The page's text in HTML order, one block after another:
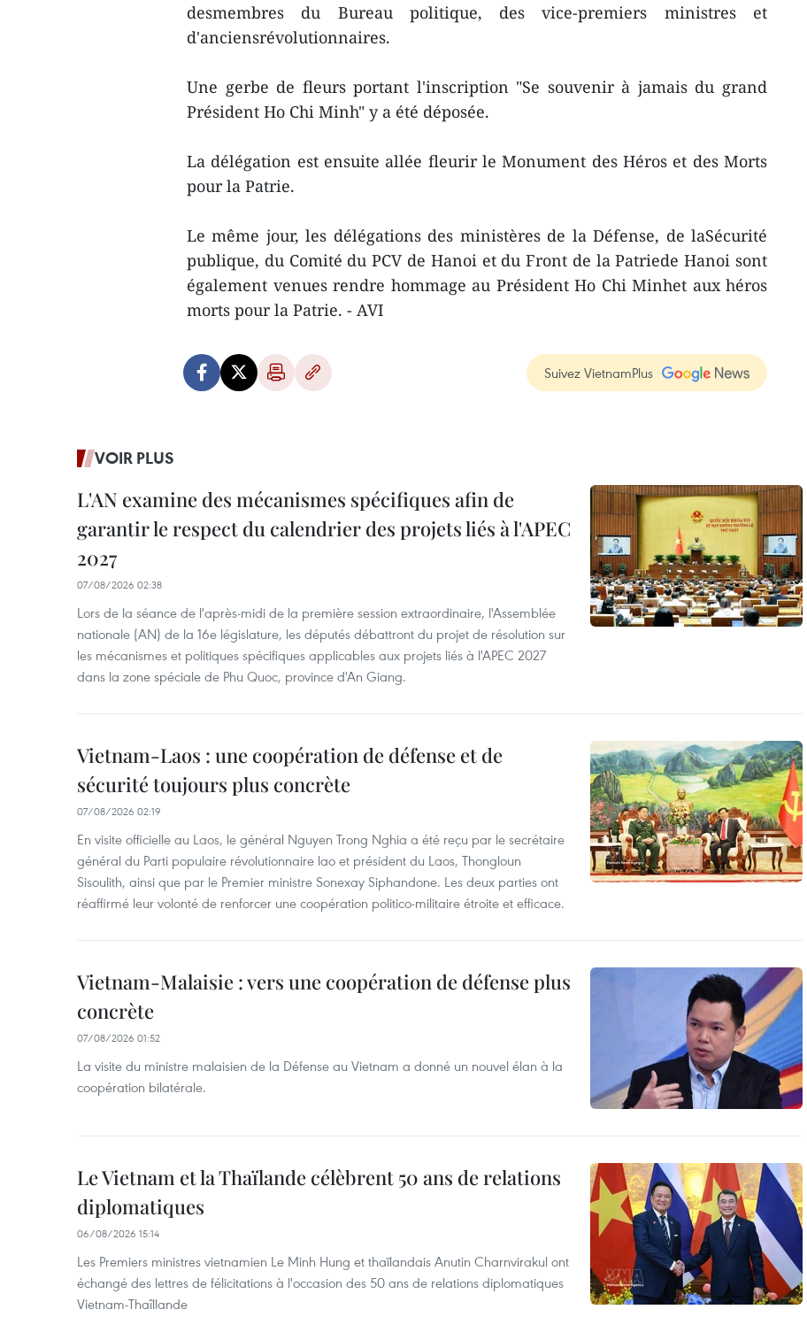
desmembres du Bureau politique, des vice-premiers ministres et
d'anciensrévolutionnaires.
Une gerbe de fleurs portant l'inscription "Se souvenir à jamais du grand
Président Ho Chi Minh" y a été déposée.
La délégation est ensuite allée fleurir le Monument des Héros et des Morts
pour la Patrie.
Le même jour, les délégations des ministères de la Défense, de laSécurité
publique, du Comité du PCV de Hanoi et du Front de la Patriede Hanoi sont
également venues rendre hommage au Président Ho Chi Minhet aux héros
morts pour la Patrie. - AVI
Suivez VietnamPlus
VOIR PLUS
L'AN examine des mécanismes spécifiques afin de
garantir le respect du calendrier des projets liés à l'APEC
2027
07/08/2026 02:38
Lors de la séance de l'après-midi de la première session extraordinaire, l'Assemblée
nationale (AN) de la 16e législature, les députés débattront du projet de résolution sur
les mécanismes et politiques spécifiques applicables aux projets liés à l'APEC 2027
dans la zone spéciale de Phu Quoc, province d'An Giang.
Vietnam-Laos : une coopération de défense et de
sécurité toujours plus concrète
07/08/2026 02:19
En visite officielle au Laos, le général Nguyen Trong Nghia a été reçu par le secrétaire
général du Parti populaire révolutionnaire lao et président du Laos, Thongloun
Sisoulith, ainsi que par le Premier ministre Sonexay Siphandone. Les deux parties ont
réaffirmé leur volonté de renforcer une coopération politico-militaire étroite et efficace.
Vietnam-Malaisie : vers une coopération de défense plus
concrète
07/08/2026 01:52
La visite du ministre malaisien de la Défense au Vietnam a donné un nouvel élan à la
coopération bilatérale.
Le Vietnam et la Thaïlande célèbrent 50 ans de relations
diplomatiques
06/08/2026 15:14
Les Premiers ministres vietnamien Le Minh Hung et thaïlandais Anutin Charnvirakul ont
échangé des lettres de félicitations à l'occasion des 50 ans de relations diplomatiques
Vietnam-Thaîllande